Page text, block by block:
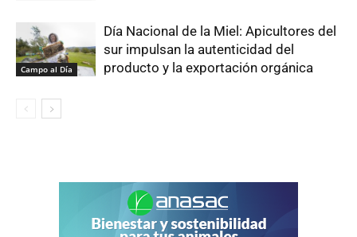
Campo al Día
Día Nacional de la Miel: Apicultores del
sur impulsan la autenticidad del
producto y la exportación orgánica